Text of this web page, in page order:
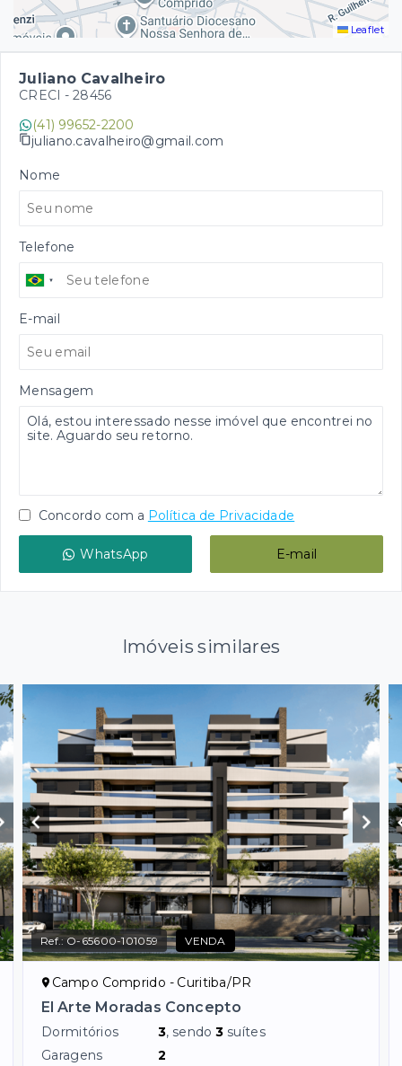
Leaflet
Juliano Cavalheiro
CRECI - 28456
(41) 99652-2200
juliano.cavalheiro@gmail.com
Nome
Telefone
E-mail
Mensagem
Concordo com a Política de Privacidade
WhatsApp E-mail
Imóveis similares
Ref.:O-65600-101059 VENDA
Campo Comprido - Curitiba/PR
El Arte Moradas Concepto
Dormitórios 3, sendo3 suítes
Garagens
2